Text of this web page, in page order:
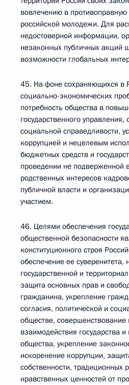
вовлечению в противоправную
российской молодежи. Для
недостоверной информации,
незаконных публичных акций
возможности глобальных
45. На фоне сохраняющихся в
социально-экономических
потребность общества в
государственного управления,
социальной справедливости,
коррупцией и нецелевым
бюджетных средств и
проведении не подверженной
родственных интересов
публичной власти и
участием.
46. Целями обеспечения
общественной безопасности
конституционного строя
обеспечение ее суверенитета,
государственной и
защита основных прав и
гражданина, укрепление
согласия, политической и
обществе,
взаимодействия государства
общества, укрепление
искоренение коррупции,
собственности, традиционных
нравственных ценностей от